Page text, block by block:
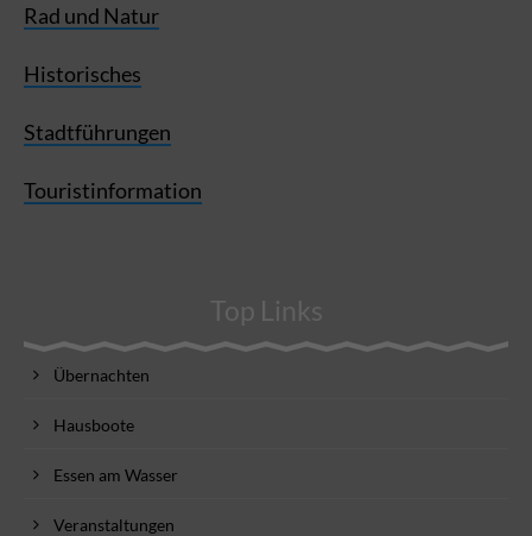
Rad und Natur
Historisches
Stadtführungen
Touristinformation
Top Links
Übernachten
Hausboote
Essen am Wasser
Veranstaltungen